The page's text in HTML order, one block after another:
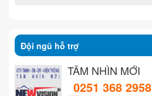
Đội ngũ hỗ trợ
TẦM NHÌN MỚI
0251 368 2958